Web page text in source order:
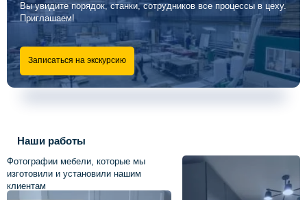
Вы увидите порядок, станки, сотрудников все процессы в цеху.
Приглашаем!
Записаться на экскурсию
Наши работы
Фотографии мебели, которые мы
изготовили и установили нашим
клиентам